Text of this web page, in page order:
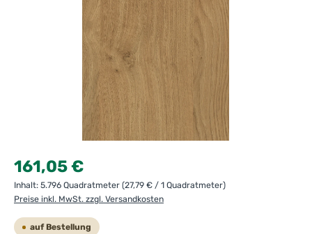
Regulärer Preis:
161,05 €
Inhalt: 5.796 Quadratmeter (27,79 € / 1 Quadratmeter)
Preise inkl. MwSt. zzgl. Versandkosten
auf Bestellung